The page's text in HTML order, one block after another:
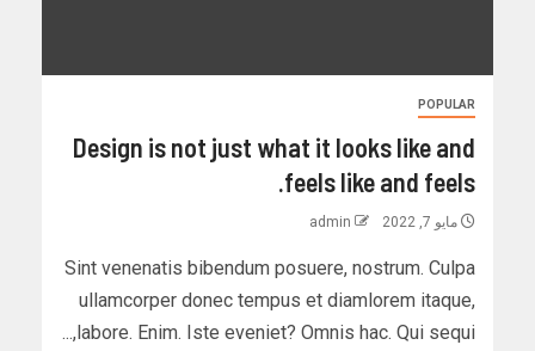
POPULAR
Design is not just what it looks like and
feels like and feels.
مايو 7, 2022 admin
Sint venenatis bibendum posuere, nostrum. Culpa
ullamcorper donec tempus et diamlorem itaque,
labore. Enim. Iste eveniet? Omnis hac. Qui sequi,...